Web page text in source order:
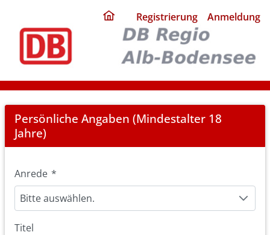
home
page
Registrierung Anmeldung
Registration
Persönliche Angaben (Mindestalter 18
Jahre)
Anrede *
Bitte auswählen.
Titel